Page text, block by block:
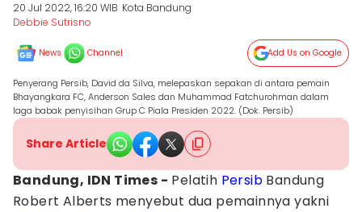
20 Jul 2022, 16:20 WIB Kota Bandung
Debbie Sutrisno
News Channel Add Us on Google
Penyerang Persib, David da Silva, melepaskan sepakan di antara pemain
Bhayangkara FC, Anderson Sales dan Muhammad Fatchurohman dalam
laga babak penyisihan Grup C Piala Presiden 2022. (Dok. Persib)
Share Article
Bandung, IDN Times - Pelatih Persib Bandung
Robert Alberts menyebut dua pemainnya yakni